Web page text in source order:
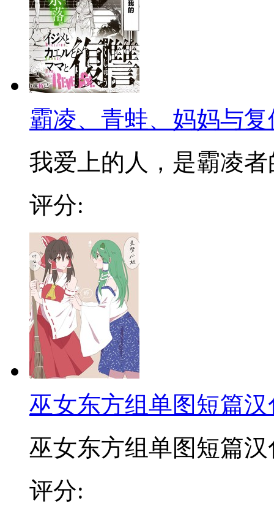
霸凌、青蛙、妈妈与复
我爱上的人，是霸凌者
评分:
巫女东方组单图短篇
巫女东方组单图短篇汉
评分: